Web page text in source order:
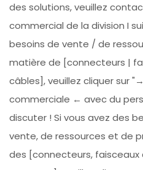
des solutions, veuillez
commercial de la division I
besoins de vente / de
matière de [connecteurs |
câbles], veuillez cliquer sur
commerciale ← avec du
discuter ! Si vous avez des
vente, de ressources et de
des [connecteurs,